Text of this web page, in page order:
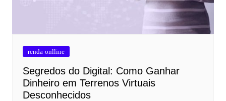
renda-onlline
Segredos do Digital: Como Ganhar
Dinheiro em Terrenos Virtuais
Desconhecidos